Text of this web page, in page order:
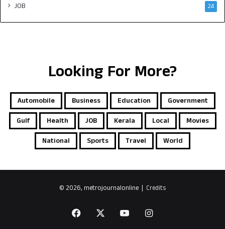
JOB 24
Looking For More?
Automobile Business Education
Government
Gulf
Health JOB Kerala Local
Movies
National
Sports Travel World
© 2026, metrojournalonline | Credits
Facebook YouTubeInstagram